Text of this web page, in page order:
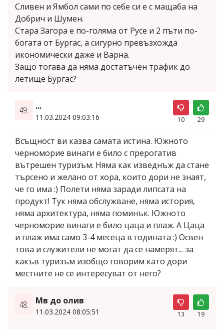
Сливен и Ямбол сами по себе си е с мащаба на
Добрич и Шумен.
Стара Загора е по-голяма от Русе и 2 пъти по-
богатa от Бургас, а сигурно превъзхожда
икономически даже и Варна.
Защо тогава да няма достатъчен трафик до
летище Бургас?
49. ...
11.03.2024 09:03:16 10 29
Всъщност ви казва самата истина. Южното
черноморие винаги е било с прерогатив
вътрешен туризъм. Няма как изведнъж да стане
търсено и желано от хора, които дори не знаят,
че го има :) Полети няма заради липсата на
продукт! Тук няма обслужване, няма история,
няма архитектура, няма поминък. Южното
черноморие винаги е било цаца и плаж. А Цаца
и плаж има само 3-4 месеца в годината :) Освен
това и служители не могат да се намерят... за
какъв туризъм изобщо говорим като дори
местните не се интересуват от него?
48. Мв до олив
11.03.2024 08:05:51 13 19